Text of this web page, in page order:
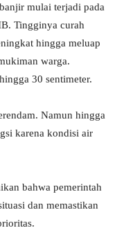
mulai terjadi pada
Tingginya curah
hingga meluap
warga.
30 sentimeter.
Namun hingga
karena kondisi air
bahwa pemerintah
dan memastikan